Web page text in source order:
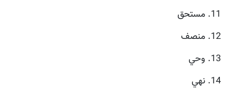
11. مستحق
12. منصف
13. وحي
14. نهي